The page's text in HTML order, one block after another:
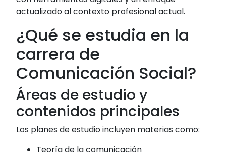
actualizado al contexto profesional actual.
¿Qué se estudia en la
carrera de
Comunicación Social?
Áreas de estudio y
contenidos principales
Los planes de estudio incluyen materias como:
Teoría de la comunicación